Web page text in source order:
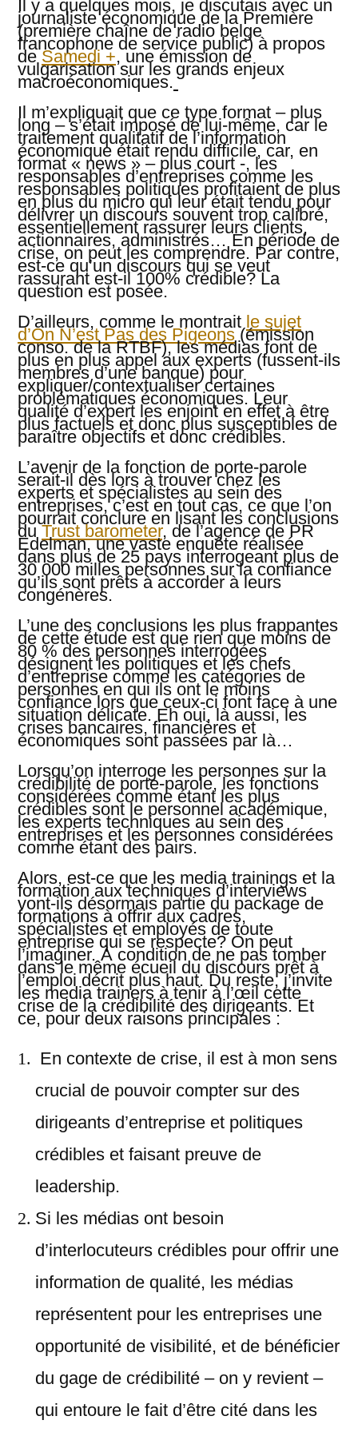
?
Il y a quelques mois, je discutais avec un
journaliste économique de la Première
(première chaîne de radio belge
francophone de service public) à propos
de Samedi +, une émission de
vulgarisation sur les grands enjeux
macroéconomiques.
Il m’expliquait que ce type format – plus
long – s’était imposé de lui-même, car le
traitement qualitatif de l’information
économique était rendu difficile, car, en
format « news » – plus court -, les
responsables d’entreprises comme les
responsables politiques profitaient de plus
en plus du micro qui leur était tendu pour
délivrer un discours souvent trop calibré,
essentiellement rassurer leurs clients,
actionnaires, administrés… En période de
crise, on peut les comprendre. Par contre,
est-ce qu’un discours qui se veut
rassurant est-il 100% crédible? La
question est posée.
D’ailleurs, comme le montrait le sujet
d’On N’est Pas des Pigeons (émission
conso. de la RTBF), les médias font de
plus en plus appel aux experts (fussent-ils
membres d’une banque) pour
expliquer/contextualiser certaines
problématiques économiques. Leur
qualité d’expert les enjoint en effet à être
plus factuels et donc plus susceptibles de
paraître objectifs et donc crédibles.
L’avenir de la fonction de porte-parole
serait-il dès lors à trouver chez les
experts et spécialistes au sein des
entreprises, c’est en tout cas, ce que l’on
pourrait conclure en lisant les conclusions
du Trust barometer, de l’agence de PR
Edelman, une vaste enquête réalisée
dans plus de 25 pays interrogeant plus de
30 000 milles personnes sur la confiance
qu’ils sont prêts à accorder à leurs
congénères.
L’une des conclusions les plus frappantes
de cette étude est que rien que moins de
80 % des personnes interrogées
désignent les politiques et les chefs
d’entreprise comme les catégories de
personnes en qui ils ont le moins
confiance lors que ceux-ci font face à une
situation délicate. Eh oui, là aussi, les
crises bancaires, financières et
économiques sont passées par là…
Lorsqu’on interroge les personnes sur la
crédibilité de porte-parole, les fonctions
considérées comme étant les plus
crédibles sont le personnel académique,
les experts techniques au sein des
entreprises et les personnes considérées
comme étant des pairs.
Alors, est-ce que les media trainings et la
formation aux techniques d’interviews
vont-ils désormais partie du package de
formations à offrir aux cadres,
spécialistes et employés de toute
entreprise qui se respecte? On peut
l’imaginer. À condition de ne pas tomber
dans le même écueil du discours prêt à
l’emploi décrit plus haut. Du reste, j’invite
les media trainers à tenir à l’œil cette
crise de la crédibilité des dirigeants. Et
ce, pour deux raisons principales :
En contexte de crise, il est à mon sens
crucial de pouvoir compter sur des
dirigeants d’entreprise et politiques
crédibles et faisant preuve de
leadership.
Si les médias ont besoin
d’interlocuteurs crédibles pour offrir une
information de qualité, les médias
représentent pour les entreprises une
opportunité de visibilité, et de bénéficier
du gage de crédibilité – on y revient –
qui entoure le fait d’être cité dans les